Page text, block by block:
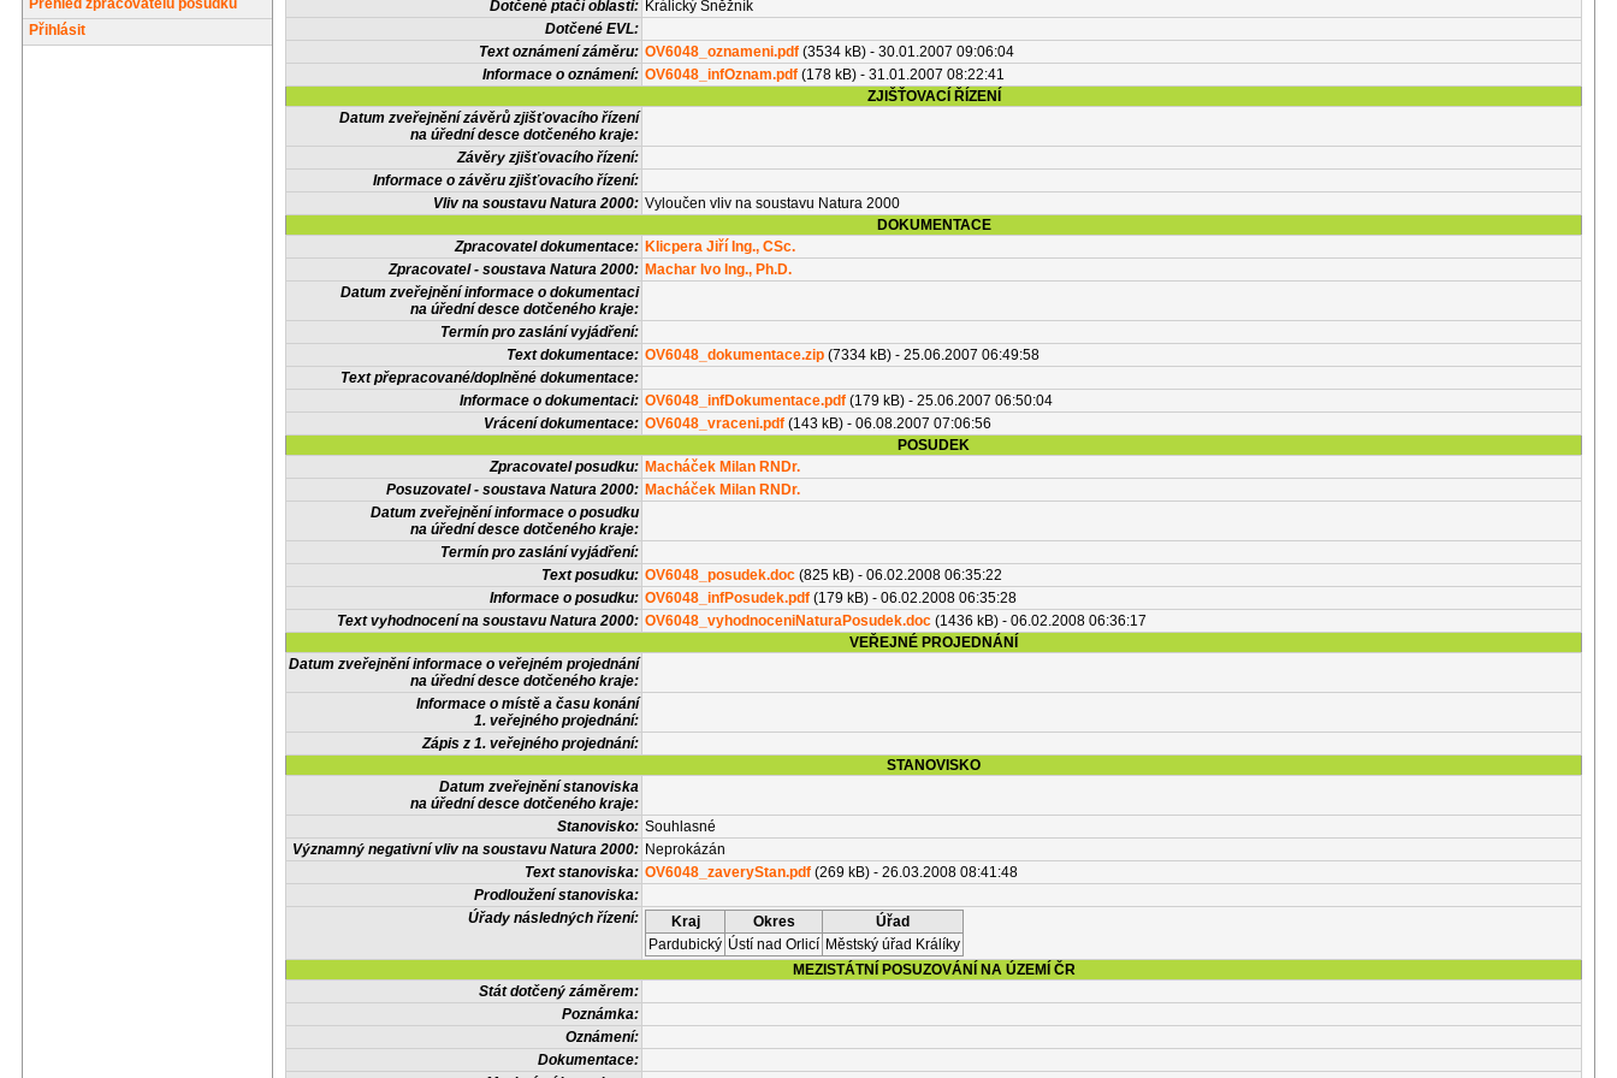
Přehled zpracovatelů posudků
Přihlásit
Dotčené ptačí oblasti: Králický Sněžník
Dotčené EVL:
Text oznámení záměru: OV6048_oznameni.pdf (3534 kB) - 30.01.2007 09:06:04
Informace o oznámení: OV6048_infOznam.pdf (178 kB) - 31.01.2007 08:22:41
ZJIŠŤOVACÍ ŘÍZENÍ
Datum zveřejnění závěrů zjišťovacího řízení
na úřední desce dotčeného kraje:
Závěry zjišťovacího řízení:
Informace o závěru zjišťovacího řízení:
Vliv na soustavu Natura 2000: Vyloučen vliv na soustavu Natura 2000
DOKUMENTACE
Zpracovatel dokumentace: Klicpera Jiří Ing., CSc.
Zpracovatel - soustava Natura 2000: Machar Ivo Ing., Ph.D.
Datum zveřejnění informace o dokumentaci
na úřední desce dotčeného kraje:
Termín pro zaslání vyjádření:
Text dokumentace: OV6048_dokumentace.zip (7334 kB) - 25.06.2007 06:49:58
Text přepracované/doplněné dokumentace:
Informace o dokumentaci: OV6048_infDokumentace.pdf (179 kB) - 25.06.2007 06:50:04
Vrácení dokumentace: OV6048_vraceni.pdf (143 kB) - 06.08.2007 07:06:56
POSUDEK
Zpracovatel posudku: Macháček Milan RNDr.
Posuzovatel - soustava Natura 2000: Macháček Milan RNDr.
Datum zveřejnění informace o posudku
na úřední desce dotčeného kraje:
Termín pro zaslání vyjádření:
Text posudku: OV6048_posudek.doc (825 kB) - 06.02.2008 06:35:22
Informace o posudku: OV6048_infPosudek.pdf (179 kB) - 06.02.2008 06:35:28
Text vyhodnocení na soustavu Natura 2000: OV6048_vyhodnoceniNaturaPosudek.doc (1436 kB) - 06.02.2008 06:36:17
VEŘEJNÉ PROJEDNÁNÍ
Datum zveřejnění informace o veřejném projednání
na úřední desce dotčeného kraje:
Informace o místě a času konání
1. veřejného projednání:
Zápis z 1. veřejného projednání:
STANOVISKO
Datum zveřejnění stanoviska
na úřední desce dotčeného kraje:
Stanovisko: Souhlasné
Významný negativní vliv na soustavu Natura 2000: Neprokázán
Text stanoviska: OV6048_zaveryStan.pdf (269 kB) - 26.03.2008 08:41:48
Prodloužení stanoviska:
Úřady následných řízení:
Kraj Okres
Úřad
Pardubický Ústí nad Orlicí Městský úřad Králíky
MEZISTÁTNÍ POSUZOVÁNÍ NA ÚZEMÍ ČR
Stát dotčený záměrem:
Poznámka:
Oznámení:
Dokumentace: